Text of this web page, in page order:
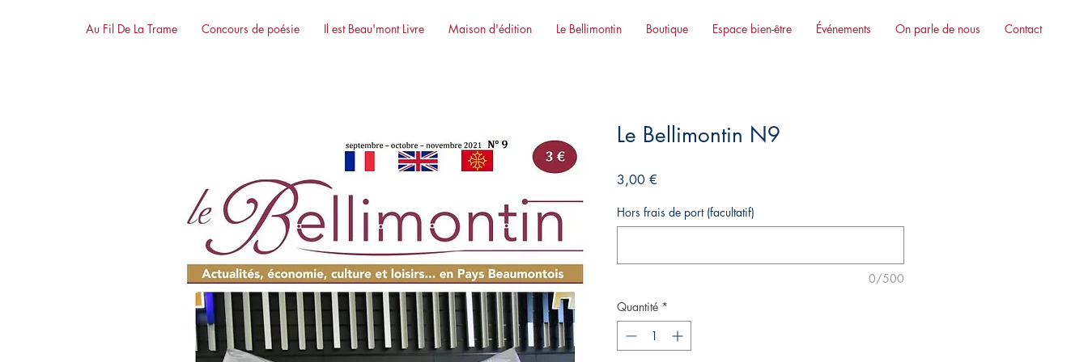
Au Fil De La Trame Concours de poésie Il est Beau'mont Livre Maison d'édition Le Bellimontin Boutique Espace bien-être Événements On parle de nous Contact
Le Bellimontin N9
3,00 €
Hors frais de port (facultatif)
0/500
Quantité *